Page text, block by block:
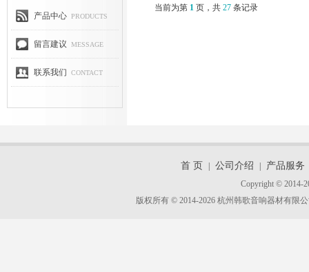
产品中心 PRODUCTS
留言建议 MESSAGE
联系我们 CONTACT
当前为第 1 页，共 27 条记录
首 页 公司介绍 产品服务
Copyright © 2014-
版权所有 © 2014-2026 杭州韩歌音响器材有限